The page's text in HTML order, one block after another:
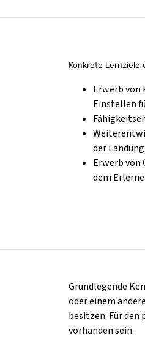
Konkrete Lernziele
Erwerb
Einstellen
der Landung.
Erwerb
dem
Grundlegende
oder einem
besitzen. Für
vorhanden sein.